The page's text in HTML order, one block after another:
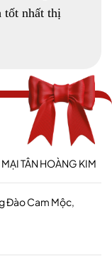
tốt nhất thị
TÂN HOÀNG KIM
Đào Cam Mộc,